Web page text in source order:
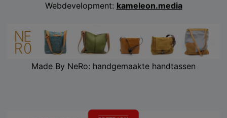
Webdevelopment: kameleon.media
Made By NeRo: handgemaakte handtassen